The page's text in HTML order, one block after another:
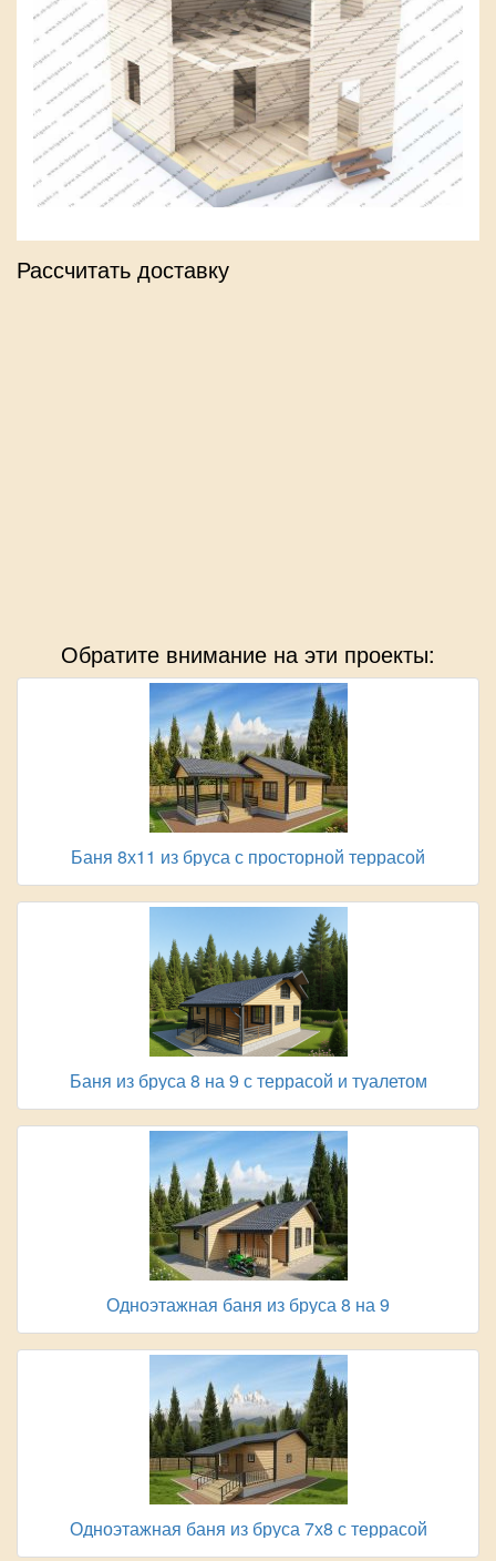
Рассчитать доставку
Обратите внимание на эти проекты:
Баня 8х11 из бруса с просторной террасой
Баня из бруса 8 на 9 с террасой и туалетом
Одноэтажная баня из бруса 8 на 9
Одноэтажная баня из бруса 7х8 с террасой